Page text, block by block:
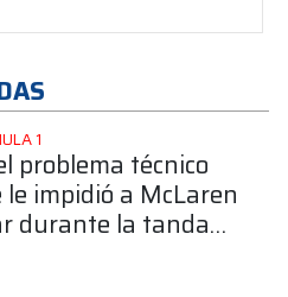
1
problema técnico
le impidió a McLaren
durante la tanda